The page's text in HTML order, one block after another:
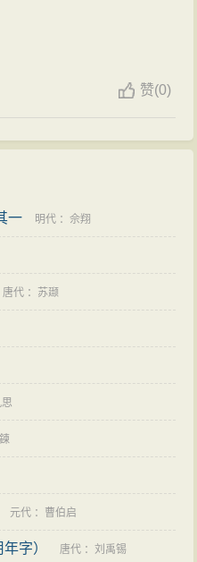
赞(0)
一 明代 ：佘翔
唐代 ： 苏颋
元代 ： 曹伯启
字） 唐代 ：刘禹锡